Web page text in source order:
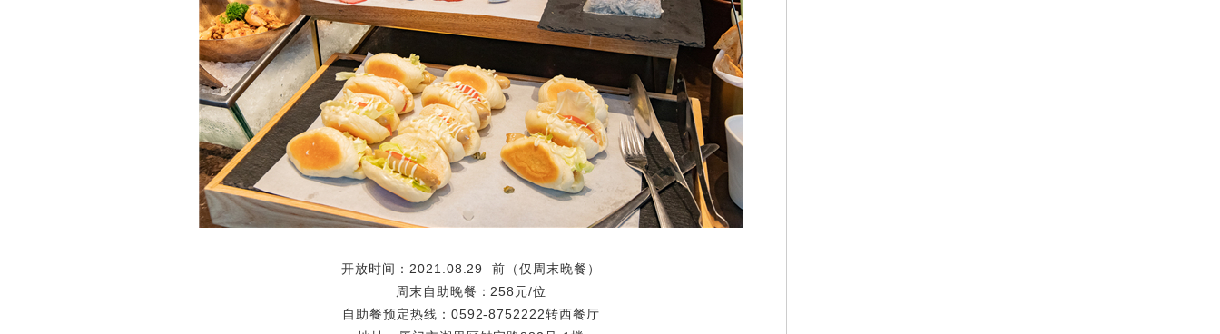
开放时间：2021.08.29 前（仅周末晚餐）
周末自助晚餐：258元/位
自助餐预定热线：0592-8752222转西餐厅